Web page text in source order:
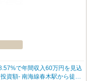
で年間収入60万円を見込
資額- 南海線春木駅から徒歩